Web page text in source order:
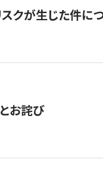
クが生じた件に
お詫び